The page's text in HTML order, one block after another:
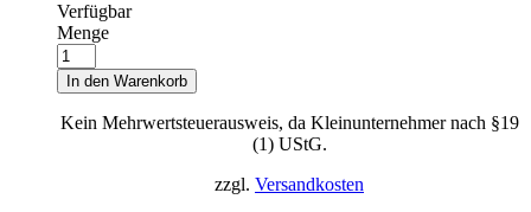
Verfügbar
Menge
In den Warenkorb
Kein Mehrwertsteuerausweis, da Kleinunternehmer nach §19
(1) UStG.
zzgl. Versandkosten